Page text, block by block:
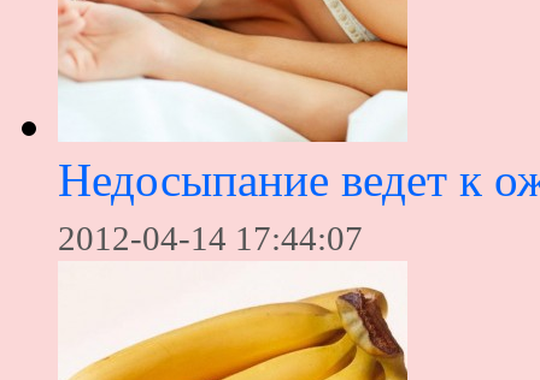
Недосыпание ведет к
2012-04-14 17:44:07